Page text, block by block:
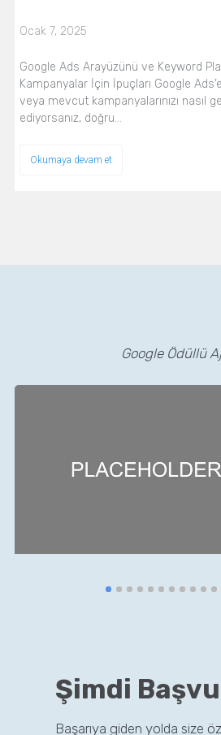
Ocak 7, 2025
Google Ads Arayüzünü ve Keyword
Kampanyalar İçin İpuçları Google
veya mevcut kampanyalarınızı nasıl
ediyorsanız, doğru…
Okumaya devam et
Google Ödüllü
Şimdi
Başarıya giden yolda size